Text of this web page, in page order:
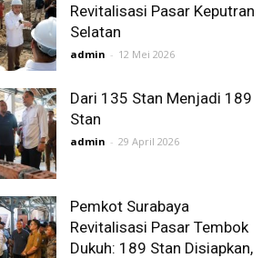
Revitalisasi Pasar Keputran
Selatan
admin - 12 Mei 2026
Dari 135 Stan Menjadi 189
Stan
admin - 29 April 2026
Pemkot Surabaya
Revitalisasi Pasar Tembok
Dukuh: 189 Stan Disiapkan,